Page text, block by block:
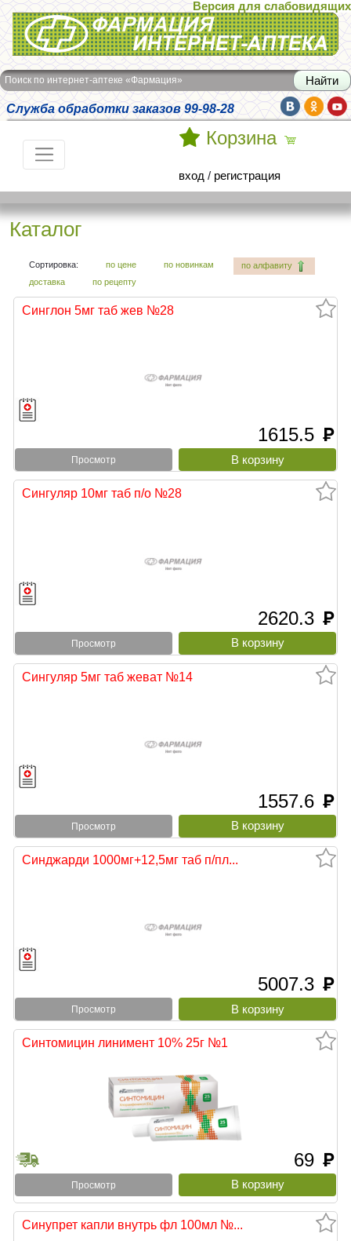
Интернет-аптека Фармация
Версия для слабовидящих
Поиск по интернет-аптеке «Фармация»
Служба обработки заказов 99-98-28
Корзина
вход / регистрация
Каталог
Сортировка: по цене по новинкам
по алфавиту
доставка
по рецепту
Синглон 5мг таб жев №28
1615.5 руб
Просмотр
Сингуляр 10мг таб п/о №28
2620.3 руб
Просмотр
Сингуляр 5мг таб жеват №14
1557.6 руб
Просмотр
Синджарди 1000мг+12,5мг таб п/пл...
5007.3 руб
Просмотр
Синтомицин линимент 10% 25г №1
69 руб
Просмотр
Синупрет капли внутрь фл 100мл №...